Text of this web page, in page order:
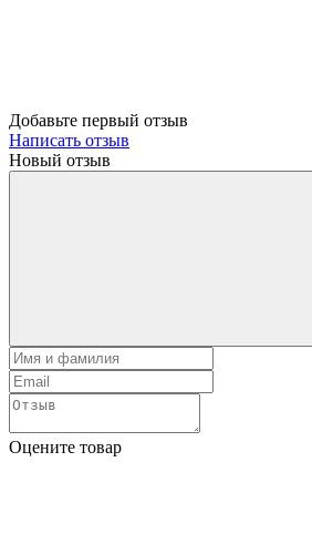
Добавьте первый отзыв
Написать отзыв
Новый отзыв
Оцените товар